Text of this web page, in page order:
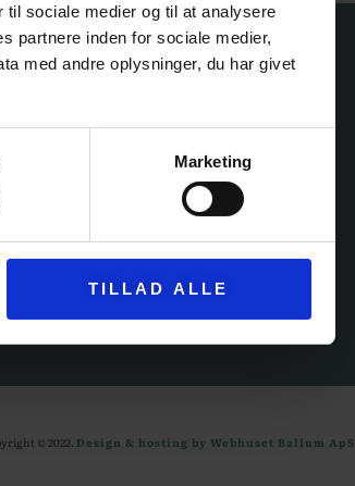
sociale medier og til at analysere
partnere inden for sociale medier,
med andre oplysninger, du har givet
Marketing
TILLAD ALLE
© 2022. Design & hosting by Webhuset Ballum ApS